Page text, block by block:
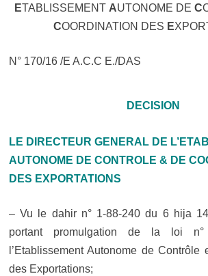
ETABLISSEMENT AUTONOME DEC
COORDINATION DES E
N° 170/16 /E A.C.C E./DAS
DECISION
LE DIRECTEUR GENERAL DE
AUTONOME DE CONTROLE & DE
DES EXPORTATIONS
– Vu le dahir n° 1-88-240 du 6 hija
portant promulgation de la loi n°
l’Etablissement Autonome de Contrôle
des Exportations;